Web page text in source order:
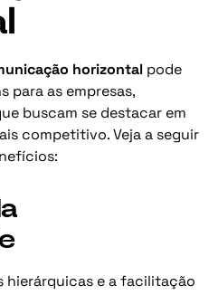
horizontal pode
para as empresas,
buscam se destacar em
competitivo. Veja a seguir
hierárquicas e a facilitação